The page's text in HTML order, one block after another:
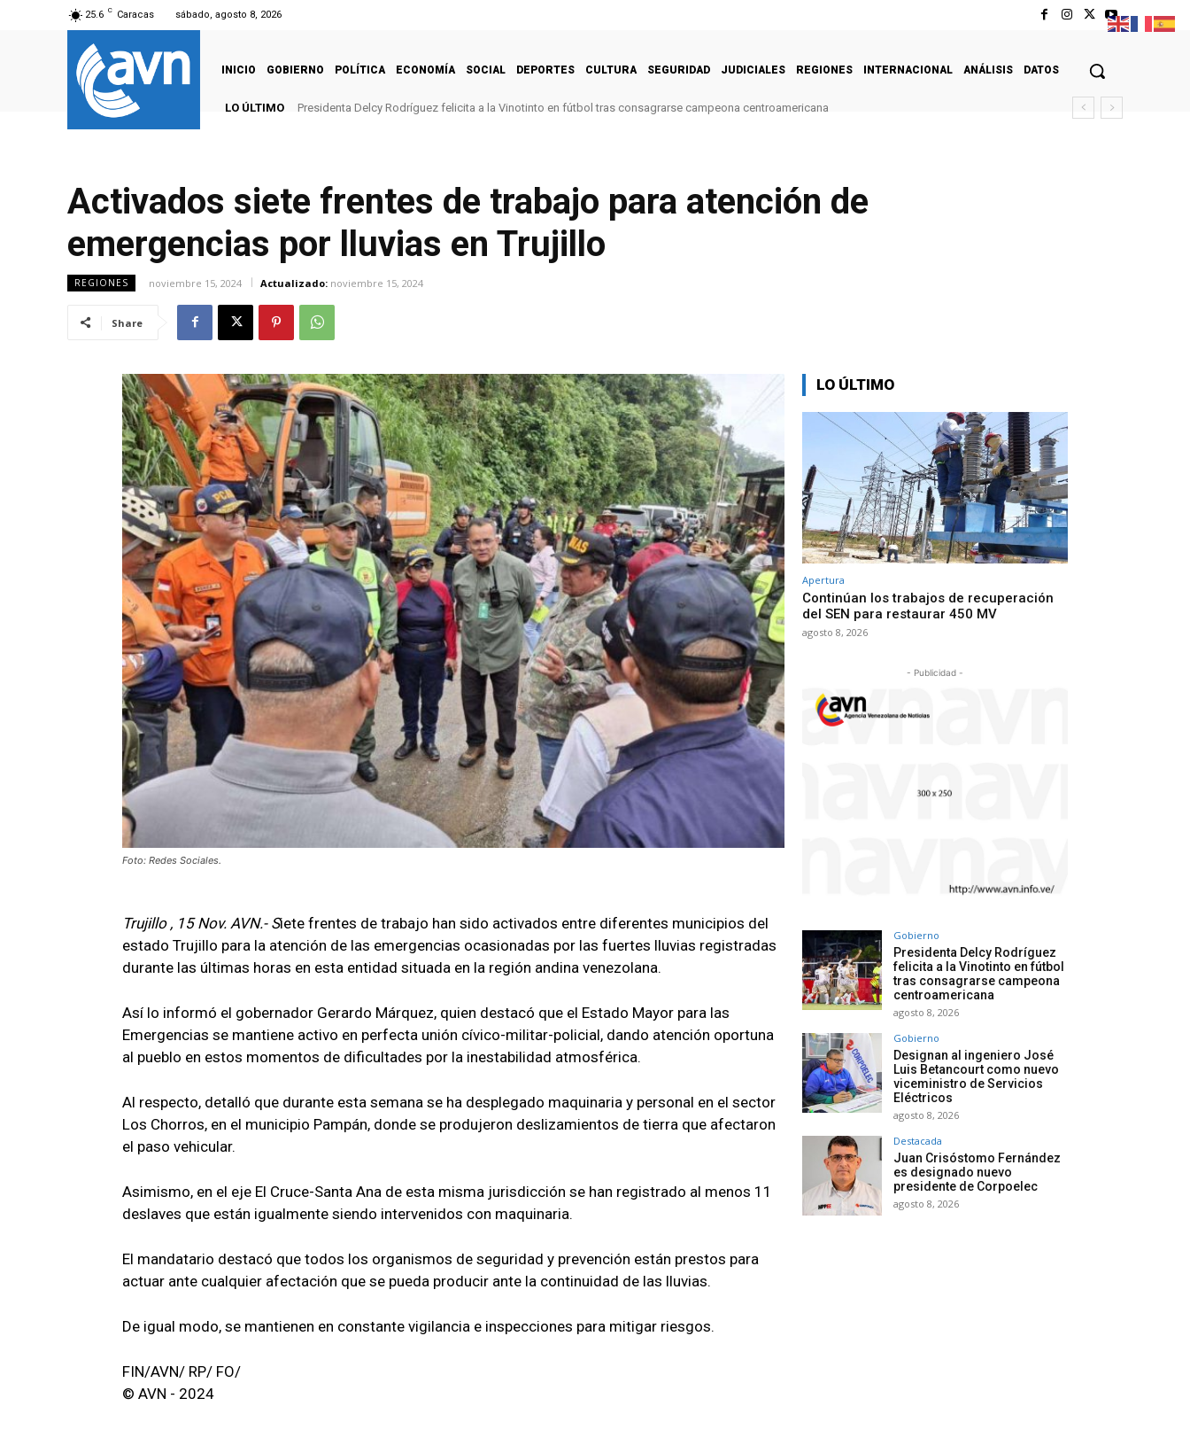
25.6 C Caracas sábado, agosto 8, 2026
INICIO GOBIERNO POLÍTICA ECONOMÍA SOCIAL DEPORTES CULTURA SEGURIDAD JUDICIALES REGIONES INTERNACIONAL ANÁLISIS DATOS
LO ÚLTIMO Presidenta Delcy Rodríguez felicita a la Vinotinto en fútbol tras consagrarse campeona centroamericana
Activados siete frentes de trabajo para atención de
emergencias por lluvias en Trujillo
REGIONES noviembre 15, 2024 Actualizado: noviembre 15, 2024
Share
Foto: Redes Sociales.
Trujillo , 15 Nov. AVN.- Siete frentes de trabajo han sido activados entre diferentes municipios del
estado Trujillo para la atención de las emergencias ocasionadas por las fuertes lluvias registradas
durante las últimas horas en esta entidad situada en la región andina venezolana.
Así lo informó el gobernador Gerardo Márquez, quien destacó que el Estado Mayor para las
Emergencias se mantiene activo en perfecta unión cívico-militar-policial, dando atención oportuna
al pueblo en estos momentos de dificultades por la inestabilidad atmosférica.
Al respecto, detalló que durante esta semana se ha desplegado maquinaria y personal en el sector
Los Chorros, en el municipio Pampán, donde se produjeron deslizamientos de tierra que afectaron
el paso vehicular.
Asimismo, en el eje El Cruce-Santa Ana de esta misma jurisdicción se han registrado al menos 11
deslaves que están igualmente siendo intervenidos con maquinaria.
El mandatario destacó que todos los organismos de seguridad y prevención están prestos para
actuar ante cualquier afectación que se pueda producir ante la continuidad de las lluvias.
De igual modo, se mantienen en constante vigilancia e inspecciones para mitigar riesgos.
FIN/AVN/ RP/ FO/
© AVN - 2024
LO ÚLTIMO
Apertura
Continúan los trabajos de recuperación
del SEN para restaurar 450 MV
agosto 8, 2026
- Publicidad -
Gobierno
Presidenta Delcy Rodríguez
felicita a la Vinotinto en fútbol
tras consagrarse campeona
centroamericana
agosto 8, 2026
Gobierno
Designan al ingeniero José
Luis Betancourt como nuevo
viceministro de Servicios
Eléctricos
agosto 8, 2026
Destacada
Juan Crisóstomo Fernández
es designado nuevo
presidente de Corpoelec
agosto 8, 2026